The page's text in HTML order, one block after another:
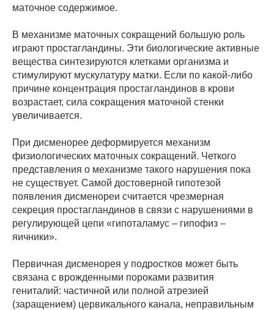
маточное содержимое.
В механизме маточных сокращений большую роль
играют простагландины. Эти биологические активные
вещества синтезируются клетками организма и
стимулируют мускулатуру матки. Если по какой-либо
причине концентрация простагландинов в крови
возрастает, сила сокращения маточной стенки
увеличивается.
При дисменорее деформируется механизм
физиологических маточных сокращений. Четкого
представления о механизме такого нарушения пока
не существует. Самой достоверной гипотезой
появления дисменореи считается чрезмерная
секреция простагландинов в связи с нарушениями в
регулирующей цепи «гипоталамус – гипофиз –
яичники».
Первичная дисменорея у подростков может быть
связана с врожденными пороками развития
гениталий: частичной или полной атрезией
(заращением) цервикального канала, неправильным